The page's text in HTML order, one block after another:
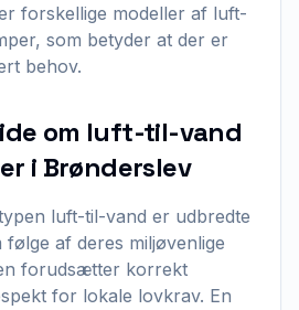
forskellige modeller af luft-
som betyder at der er
behov.
om luft-til-vand
i Brønderslev
luft-til-vand er udbredte
af deres miljøvenlige
forudsætter korrekt
for lokale lovkrav. En